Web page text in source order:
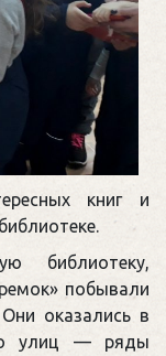
книг и
библиотеку,
побывали
оказались в
улиц — ряды